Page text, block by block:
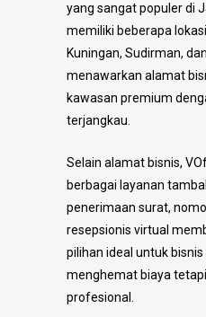
yang sangat populer di
memiliki beberapa
Kuningan, Sudirman,
menawarkan alamat
kawasan premium
terjangkau.
Selain alamat bisnis,
berbagai layanan
penerimaan surat,
resepsionis virtual
pilihan ideal untuk bisnis
menghemat biaya
profesional.